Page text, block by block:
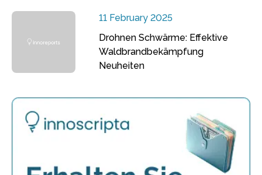
11 February 2025
Drohnen Schwärme: Effektive
Waldbrandbekämpfung
Neuheiten